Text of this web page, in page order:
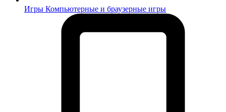
Игры Компьютерные и браузерные игры